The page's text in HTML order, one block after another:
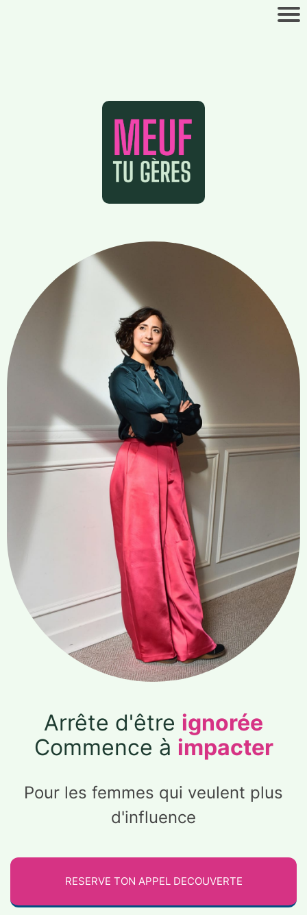
Arrête d'être ignorée
Commence à impacter
Pour les femmes qui veulent plus
d'influence
RESERVE TON APPEL DECOUVERTE